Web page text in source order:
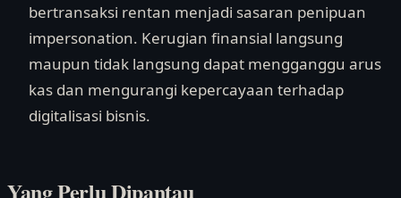
bertransaksi rentan menjadi sasaran penipuan
impersonation. Kerugian finansial langsung
maupun tidak langsung dapat mengganggu arus
kas dan mengurangi kepercayaan terhadap
digitalisasi bisnis.
Yang Perlu Dipantau